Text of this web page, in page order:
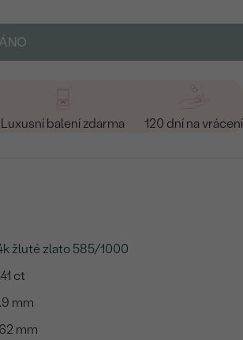
Luxusní balení zdarma 120 dní na vrácení
žluté zlato 585/1000
ct
mm
mm